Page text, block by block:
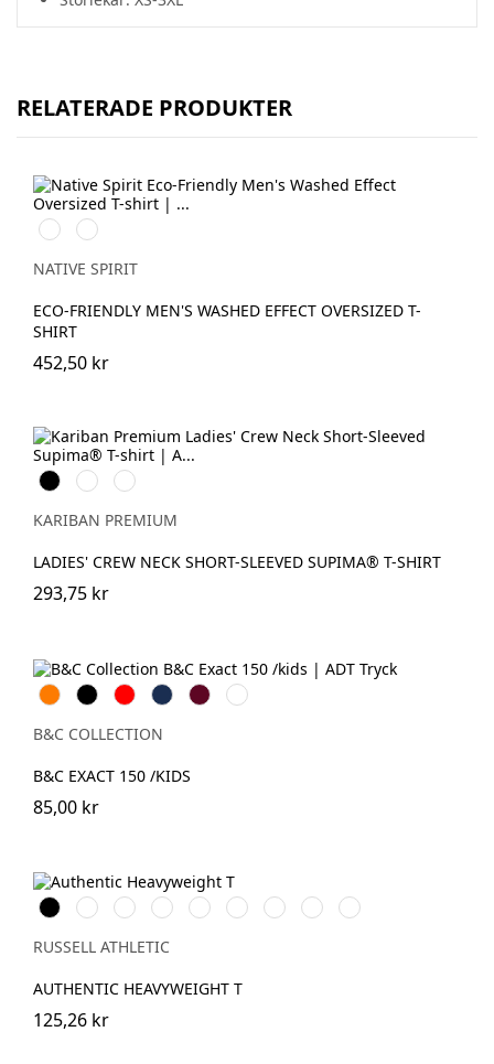
RELATERADE PRODUKTER
Washed
Black
Washed
Navy
Blue
NATIVE SPIRIT
ECO-FRIENDLY MEN'S WASHED EFFECT OVERSIZED T-
SHIRT
452,50 kr
Svart Vit
Deep
Navy
KARIBAN PREMIUM
LADIES' CREW NECK SHORT-SLEEVED SUPIMA® T-SHIRT
293,75 kr
Orange
Svart Röd Navy Burgundy
Bottle
Green
B&C COLLECTION
B&C EXACT 150 /KIDS
85,00 kr
BlackWhiteFrench
Navy
Bright
Royal
Classic
Red
Tan
Convoy
Grey
Sport
Heather
Petrol
Blue
RUSSELL ATHLETIC
AUTHENTIC HEAVYWEIGHT T
125,26 kr